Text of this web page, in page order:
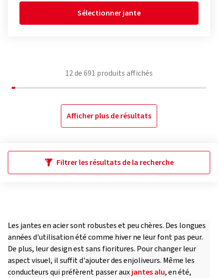
Sélectionner jante
12de691 produits affichés
Afficher plus de résultats
Filtrer les résultats de la recherche
Les jantes en acier sont robustes et peu chères. Des longues
années d'utilisation été comme hiver ne leur font pas peur.
De plus, leur design est sans fioritures. Pour changer leur
aspect visuel, il suffit d'ajouter des enjoliveurs. Même les
conducteurs qui préfèrent passer auxjantes alu, en été,